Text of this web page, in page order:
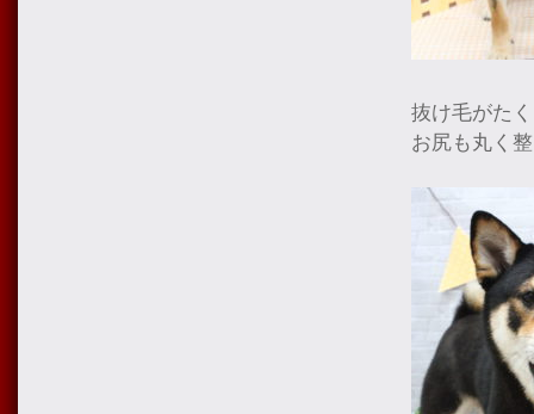
抜け毛がた
お尻も丸く